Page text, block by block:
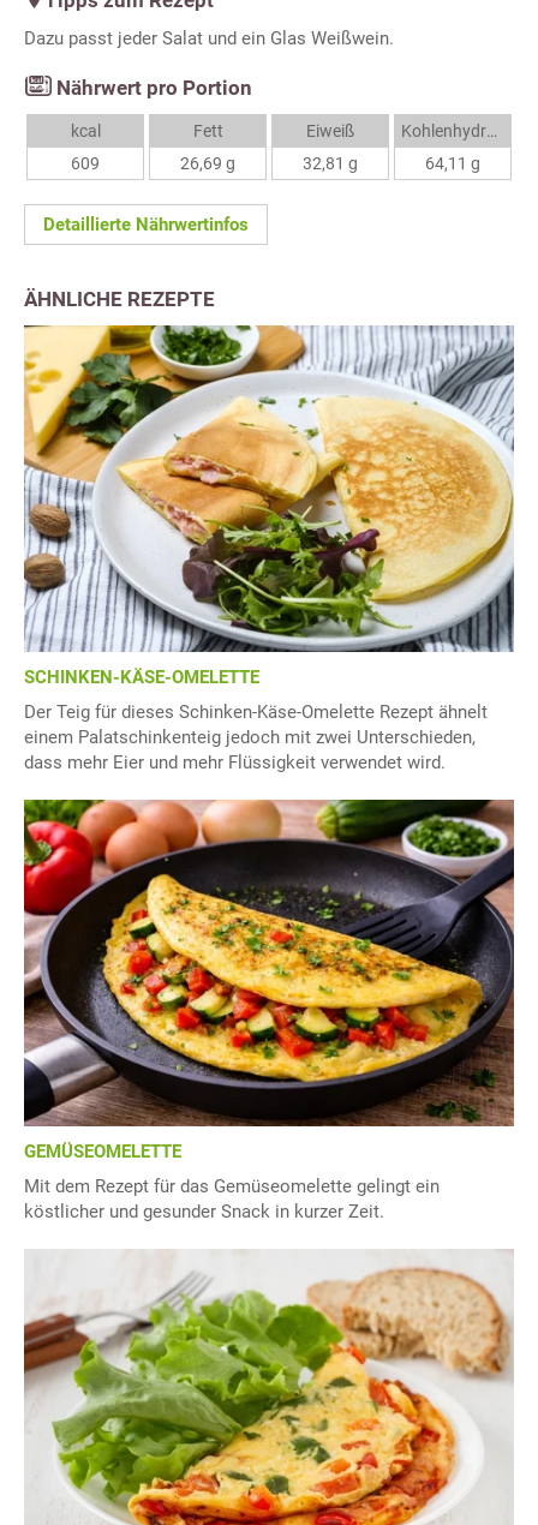
Dazu passt jeder Salat und ein Glas Weißwein.
Nährwert pro Portion
kcal
609
Fett
26,69 g
Eiweiß
32,81 g
Kohlenhydrate
64,11 g
Detaillierte Nährwertinfos
ÄHNLICHE REZEPTE
SCHINKEN-KÄSE-OMELETTE
Der Teig für dieses Schinken-Käse-Omelette Rezept ähnelt
einem Palatschinkenteig jedoch mit zwei Unterschieden,
dass mehr Eier und mehr Flüssigkeit verwendet wird.
GEMÜSEOMELETTE
Mit dem Rezept für das Gemüseomelette gelingt ein
köstlicher und gesunder Snack in kurzer Zeit.